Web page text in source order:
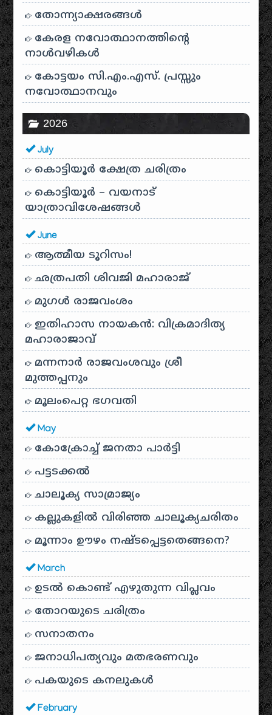
തോന്ന്യാക്ഷരങ്ങള്‍
കേരള നവോത്ഥാനത്തിന്റെ
നാൾവഴികൾ
കോട്ടയം സി.എം.എസ്. പ്രസ്സും
നവോത്ഥാനവും
2026
July
കൊട്ടിയൂർ ക്ഷേത്ര ചരിത്രം
കൊട്ടിയൂർ – വയനാട്
യാത്രാവിശേഷങ്ങൾ
June
ആത്മീയ ടൂറിസം!
ഛത്രപതി ശിവജി മഹാരാജ്
മുഗൾ രാജവംശം
ഇതിഹാസ നായകൻ: വിക്രമാദിത്യ
മഹാരാജാവ്
മന്നനാർ രാജവംശവും ശ്രീ
മുത്തപ്പനും
മൂലംപെറ്റ ഭഗവതി
May
കോക്രോച്ച് ജനതാ പാർട്ടി
പട്ടടക്കൽ
ചാലൂക്യ സാമ്രാജ്യം
കല്ലുകളിൽ വിരിഞ്ഞ ചാലൂക്യചരിതം
മൂന്നാം ഊഴം നഷ്ടപ്പെട്ടതെങ്ങനെ?
March
ഉടൽ കൊണ്ട് എഴുതുന്ന വിപ്ലവം
തോറയുടെ ചരിത്രം
സനാതനം
ജനാധിപത്യവും മതഭരണവും
പകയുടെ കനലുകൾ
February